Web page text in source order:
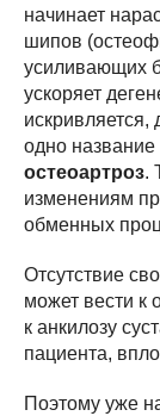
начинает
шипов
усиливающих
ускоряет
одно название
остеоартроз.
изменениям
обменных
Отсутствие
может вести к
к анкилозу
пациента,
Поэтому уже